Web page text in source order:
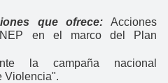
que ofrece: Acciones
en el marco del Plan
la campaña nacional
Violencia".